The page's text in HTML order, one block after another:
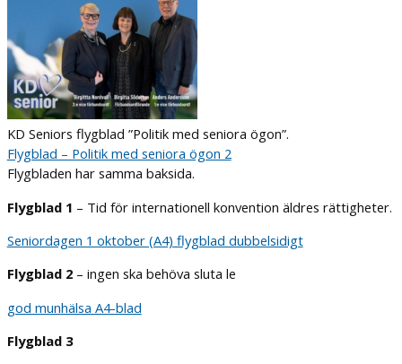
KD Seniors flygblad ”Politik med seniora ögon”.
Flygblad – Politik med seniora ögon 2
Flygbladen har samma baksida.
Flygblad 1 – Tid för internationell konvention äldres rättigheter.
Seniordagen 1 oktober (A4) flygblad dubbelsidigt
Flygblad 2– ingen ska behöva sluta le
god munhälsa A4-blad
Flygblad 3